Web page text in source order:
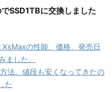
SSD1TBに交換しました
の性能、価格、発売日
ました。
法。値段も安くなってきたの
た